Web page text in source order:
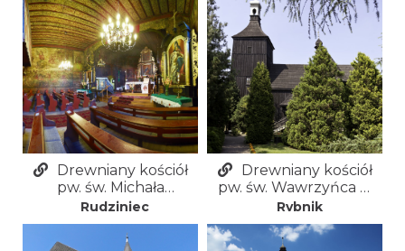
Drewniany kościół
pw. św. Michała
Archanioła w
Rudzińcu
Rudziniec
Drewniany kościół
pw. św. Wawrzyńca w
Rybniku-Ligockiej
Kuźni
Rybnik